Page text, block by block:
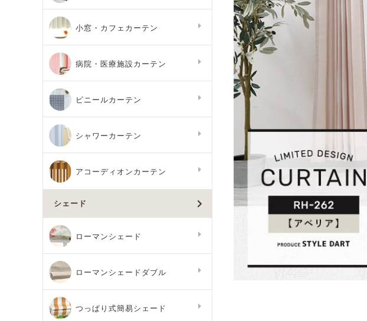
小窓・カフェカーテン
病院・医療施設カーテン
ビニールカーテン
シャワーカーテン
アコーディオンカーテン
シェード
ローマンシェード
ローマンシェードダブル
つっぱり式簡易シェード